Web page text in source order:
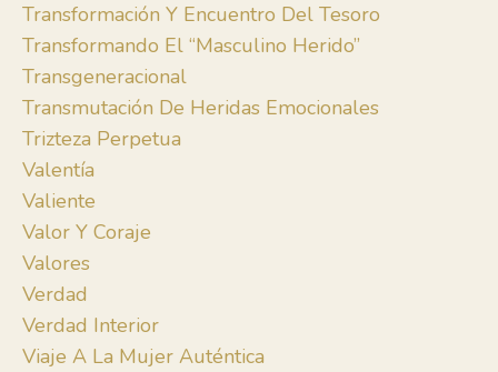
Transformación Y Encuentro Del Tesoro
Transformando El “masculino Herido”
Transgeneracional
Transmutación De Heridas Emocionales
Trizteza Perpetua
Valentía
Valiente
Valor Y Coraje
Valores
Verdad
Verdad Interior
Viaje A La Mujer Auténtica